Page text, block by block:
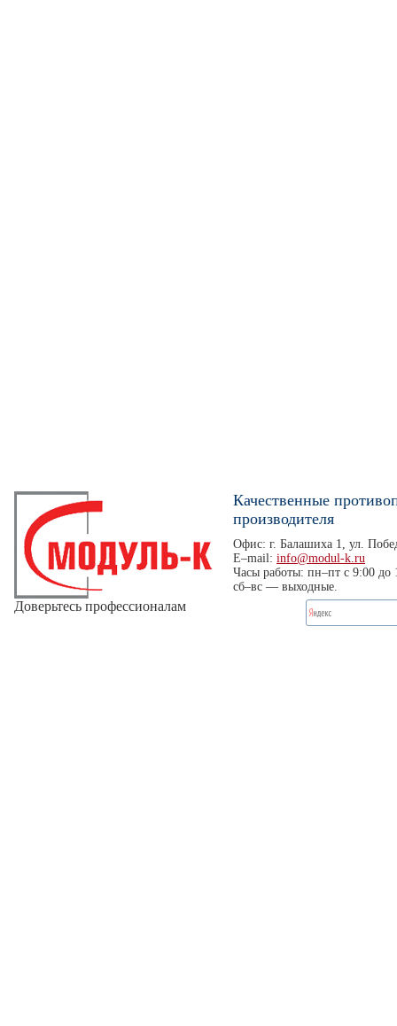
Доверьтесь профессионалам
Качественные
производителя
Офис: г. Балашиха 1, ул.
E–mail: info@modul-k.ru
Часы работы: пн–пт с 9:00 до
сб–вс — выходные.